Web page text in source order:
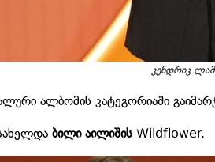
კენდრიკ
ალბომის კატეგორიაში
ბილი აილიშის Wildflower.